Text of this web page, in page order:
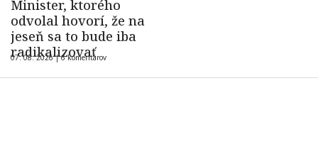
Minister, ktorého
odvolal hovorí, že na
jeseň sa to bude iba
radikalizovať
07. 08. 2026 |6 komentárov